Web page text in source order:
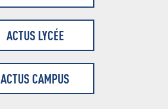
ACTUS LYCÉE
ACTUS CAMPUS